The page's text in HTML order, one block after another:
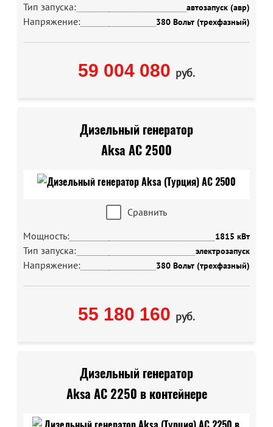
Тип запуска: автозапуск (авр)
Напряжение: 380 Вольт (трехфазный)
59 004 080 руб.
Дизельный генератор
Aksa AC 2500
Сравнить
Мощность:
1815 кВт
Тип запуска: электрозапуск
Напряжение: 380 Вольт (трехфазный)
55 180 160 руб.
Дизельный генератор
Aksa AC 2250 в контейнере